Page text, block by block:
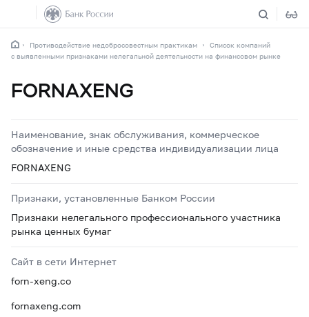
Противодействие недобросовестным практикам
Список компаний
с выявленными признаками нелегальной деятельности на финансовом рынке
FORNAXENG
Наименование, знак обслуживания, коммерческое
обозначение и иные средства индивидуализации лица
FORNAXENG
Признаки, установленные Банком России
Признаки нелегального профессионального участника
рынка ценных бумаг
Сайт в сети Интернет
forn-xeng.co
fornaxeng.com